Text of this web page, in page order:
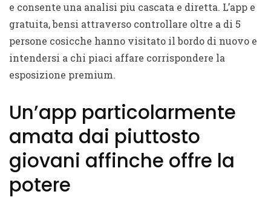
e consente una analisi piu cascata e diretta. L’app e
gratuita, bensi attraverso controllare oltre a di 5
persone cosicche hanno visitato il bordo di nuovo e
intendersi a chi piaci affare corrispondere la
esposizione premium.
Un’app particolarmente
amata dai piuttosto
giovani affinche offre la
potere